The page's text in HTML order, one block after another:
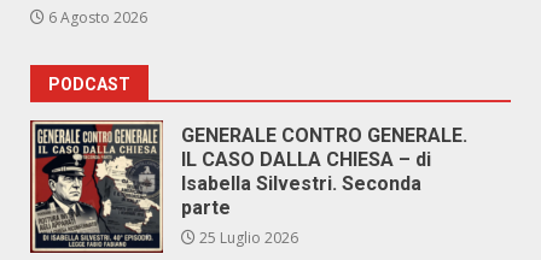
6 Agosto 2026
PODCAST
GENERALE CONTRO GENERALE.
IL CASO DALLA CHIESA – di
Isabella Silvestri. Seconda
parte
25 Luglio 2026